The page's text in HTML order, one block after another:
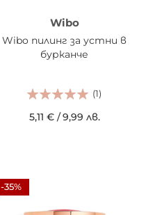
Wibo
Wibo пилинг за устни в
бурканче
(1)
5,11 €/9,99 лв.
-35%